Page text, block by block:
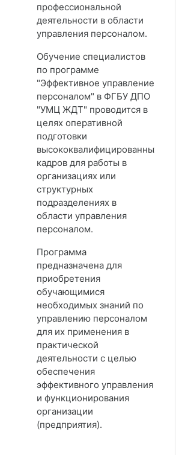
профессиональной
деятельности в области
управления персоналом.
Обучение специалистов
по программе
"Эффективное управление
персоналом" в ФГБУ ДПО
"УМЦ ЖДТ" проводится в
целях оперативной
подготовки
высококвалифицированных
кадров для работы в
организациях или
структурных
подразделениях в
области управления
персоналом.
Программа
предназначена для
приобретения
обучающимися
необходимых знаний по
управлению персоналом
для их применения в
практической
деятельности с целью
обеспечения
эффективного управления
и функционирования
организации
(предприятия).